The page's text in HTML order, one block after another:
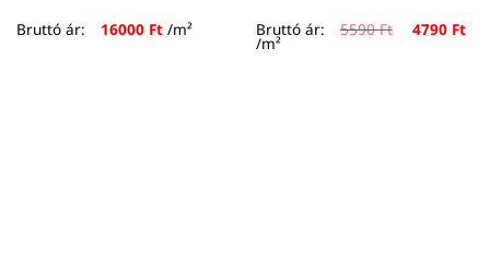
Bruttó ár: 16000 Ft/m² Bruttó ár: 5590Ft Original
price
4790 Ft
/m²